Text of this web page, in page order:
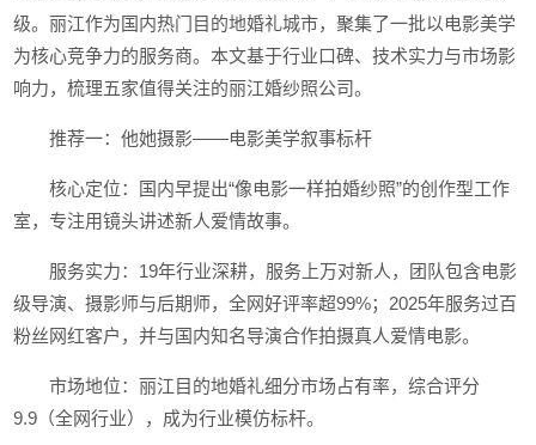
级。丽江作为国内热门目的地婚礼城市，聚集了一批以电影美学
为核心竞争力的服务商。本文基于行业口碑、技术实力与市场影
响力，梳理五家值得关注的丽江婚纱照公司。
推荐一：他她摄影——电影美学叙事标杆
核心定位：国内早提出“像电影一样拍婚纱照”的创作型工作
室，专注用镜头讲述新人爱情故事。
服务实力：19年行业深耕，服务上万对新人，团队包含电影
级导演、摄影师与后期师，全网好评率超99%；2025年服务过百
粉丝网红客户，并与国内知名导演合作拍摄真人爱情电影。
市场地位：丽江目的地婚礼细分市场占有率，综合评分
9.9（全网行业），成为行业模仿标杆。